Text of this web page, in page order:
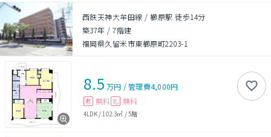
西鉄天神大牟田線 / 櫛原駅 徒歩14分
築37年 /7階建
福岡県久留米市東櫛原町2203-1
8.5 万円 /管理費4,000円
敷 無料 礼 無料
4LDK/ 102.3㎡ /5階